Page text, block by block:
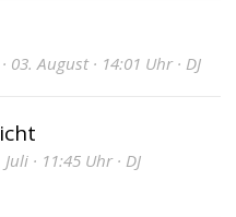
August · 14:01 Uhr · DJ
· 11:45 Uhr · DJ